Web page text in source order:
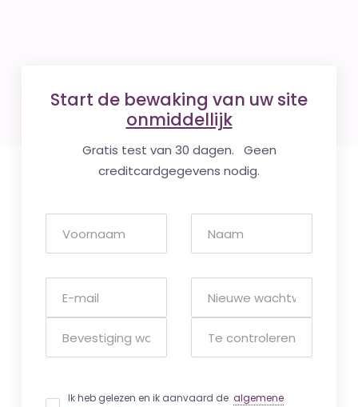
Start de bewaking van uw site
onmiddellijk
Gratis test van 30 dagen. Geen
creditcardgegevens nodig.
Ik heb gelezen en ik aanvaard de algemene